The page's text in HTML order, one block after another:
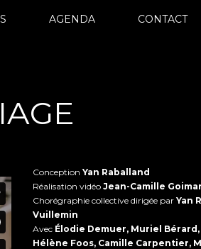
AGENDA CONTACT
Conception Yan Raballand
Réalisation vidéo Jean-Camille
Chorégraphie collective dirigée par Yan
Vuillemin
Avec Élodie Demuer, Muriel
Hélène Foos, Camille Carpentier,